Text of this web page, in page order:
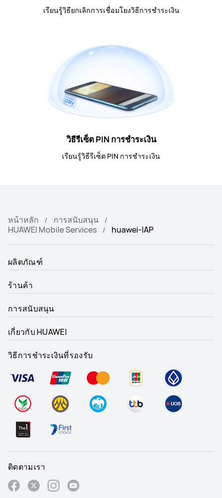
เรียนรู้วิธียกเลิกการเชื่อมโยงวิธีการชำระเงิน
วิธีรีเซ็ต PIN การชำระเงิน
เรียนรู้วิธีรีเซ็ต PIN การชำระเงิน
หน้าหลัก
การสนับสนุน
HUAWEI Mobile Services
huawei-IAP
ผลิตภัณฑ์
ร้านค้า
การสนับสนุน
เกี่ยวกับ HUAWEI
วิธีการชำระเงินที่รองรับ
ติดตามเรา